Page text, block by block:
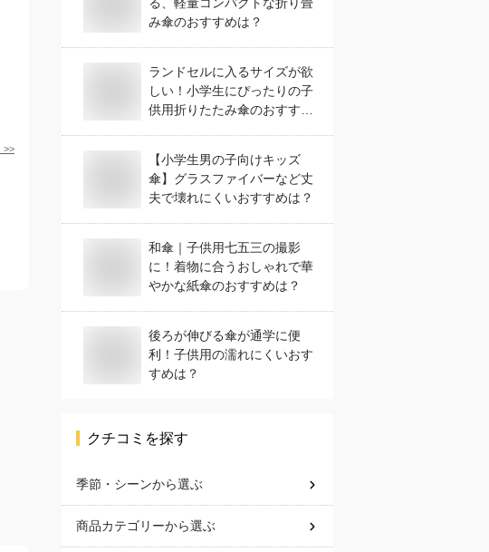
>>
み傘のおすすめは？
ランドセルに入るサイズが欲
しい！小学生にぴったりの子
供用折りたたみ傘のおすすめ
【小学生男の子向けキッズ
傘】グラスファイバーなど丈
夫で壊れにくいおすすめは？
和傘｜子供用七五三の撮影
に！着物に合うおしゃれで華
やかな紙傘のおすすめは？
後ろが伸びる傘が通学に便
利！子供用の濡れにくいおす
すめは？
クチコミを探す
季節・シーンから選ぶ
商品カテゴリーから選ぶ